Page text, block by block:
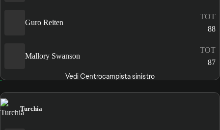
Guro Reiten
TOT
88
Mallory Swanson
TOT
87
Vedi Centrocampista sinistro
Turchia